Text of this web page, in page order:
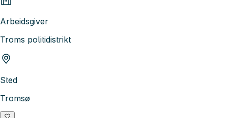
Arbeidsgiver
Troms politidistrikt
Sted
Tromsø